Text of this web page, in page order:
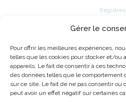
Gérer le
Pour offrir les meilleures expériences,
telles que les cookies pour stocker et/ou
appareils. Le fait de consentir à ces
des données telles que le comportement
sur ce site. Le fait de ne pas consentir ou
peut avoir un effet négatif sur certaines
Registres
Présentation de la
Pathologies et
Fiches
Information Registres de pratique